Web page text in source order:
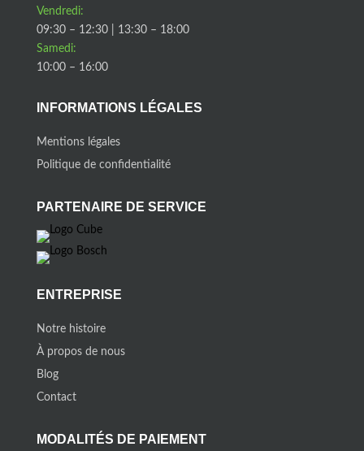
Vendredi:
09:30 – 12:30 | 13:30 – 18:00
Samedi:
10:00 – 16:00
INFORMATIONS LÉGALES
Mentions légales
Politique de confidentialité
PARTENAIRE DE SERVICE
ENTREPRISE
Notre histoire
À propos de nous
Blog
Contact
MODALITÉS DE PAIEMENT